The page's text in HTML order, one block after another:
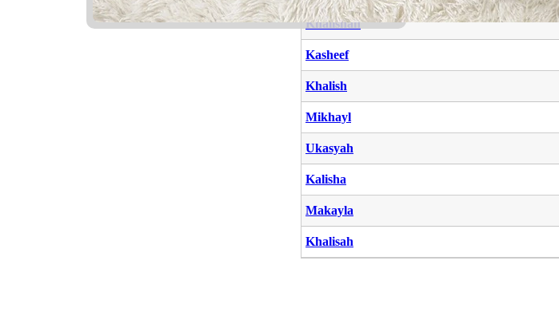
Khalishah
Kasheef
Khalish
Mikhayl
Ukasyah
Kalisha
Makayla
Khalisah